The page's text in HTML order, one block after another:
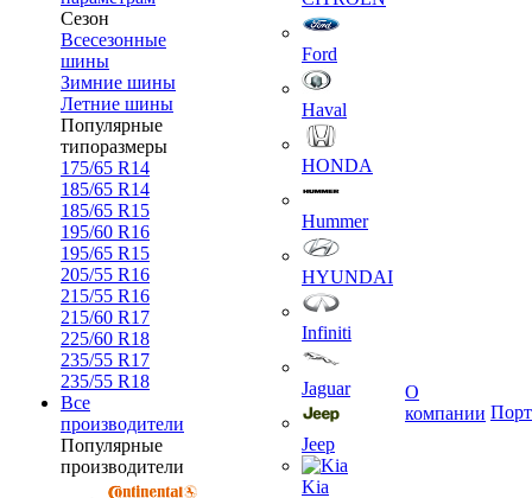
Сезон
Всесезонные
шины
Зимние шины
Летние шины
Популярные
типоразмеры
175/65 R14
185/65 R14
185/65 R15
195/60 R16
195/65 R15
205/55 R16
215/55 R16
215/60 R17
225/60 R18
235/55 R17
235/55 R18
Все
производители
Популярные
производители
Ford
Haval
HONDA
Hummer
HYUNDAI
Infiniti
Jaguar
Jeep
Kia
О
компании